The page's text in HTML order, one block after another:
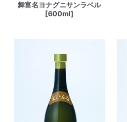
舞富名ヨナグニサンラベル
[600ml]